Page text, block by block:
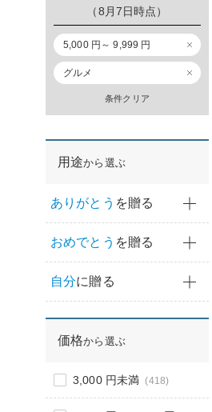
（8月7日時点）
5,000 円～ 9,999 円
グルメ
条件クリア
用途から選ぶ
ありがとう を贈る
おめでとう を贈る
自分に贈る
価格から選ぶ
3,000 円未満 (418)